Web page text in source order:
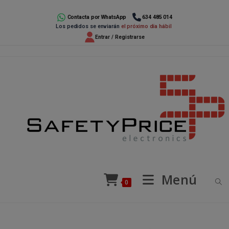
Contacta por WhatsApp
634 485 014
Los pedidos se enviarán el próximo día hábil
Entrar / Registrarse
0 Menú